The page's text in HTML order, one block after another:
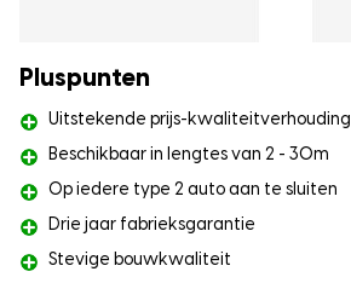
Pluspunten
Uitstekende prijs-kwaliteitverhouding
Beschikbaar in lengtes van 2 - 30m
Op iedere type 2 auto aan te sluiten
Drie jaar fabrieksgarantie
Stevige bouwkwaliteit